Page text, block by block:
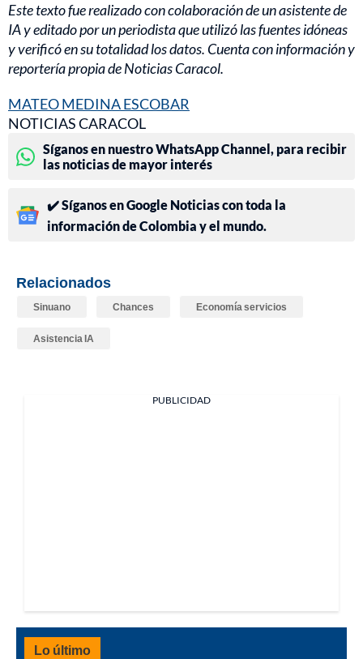
Este texto fue realizado con colaboración de un asistente de
IA y editado por un periodista que utilizó las fuentes idóneas
y verificó en su totalidad los datos. Cuenta con información y
reportería propia de Noticias Caracol.
MATEO MEDINA ESCOBAR
NOTICIAS CARACOL
Síganos en nuestro WhatsApp Channel, para recibir
las noticias de mayor interés
✔️ Síganos en Google Noticias con toda la
información de Colombia y el mundo.
Relacionados
Sinuano Chances Economía servicios
Asistencia IA
PUBLICIDAD
Lo último